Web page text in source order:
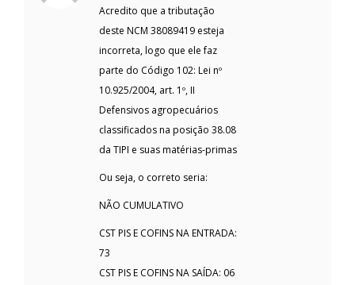
Acredito que a tributação
deste NCM 38089419 esteja
incorreta, logo que ele faz
parte do Código 102: Lei nº
10.925/2004, art. 1º, II
Defensivos agropecuários
classificados na posição 38.08
da TIPI e suas matérias-primas
Ou seja, o correto seria:
NÃO CUMULATIVO
CST PIS E COFINS NA ENTRADA:
73
CST PIS E COFINS NA SAÍDA: 06